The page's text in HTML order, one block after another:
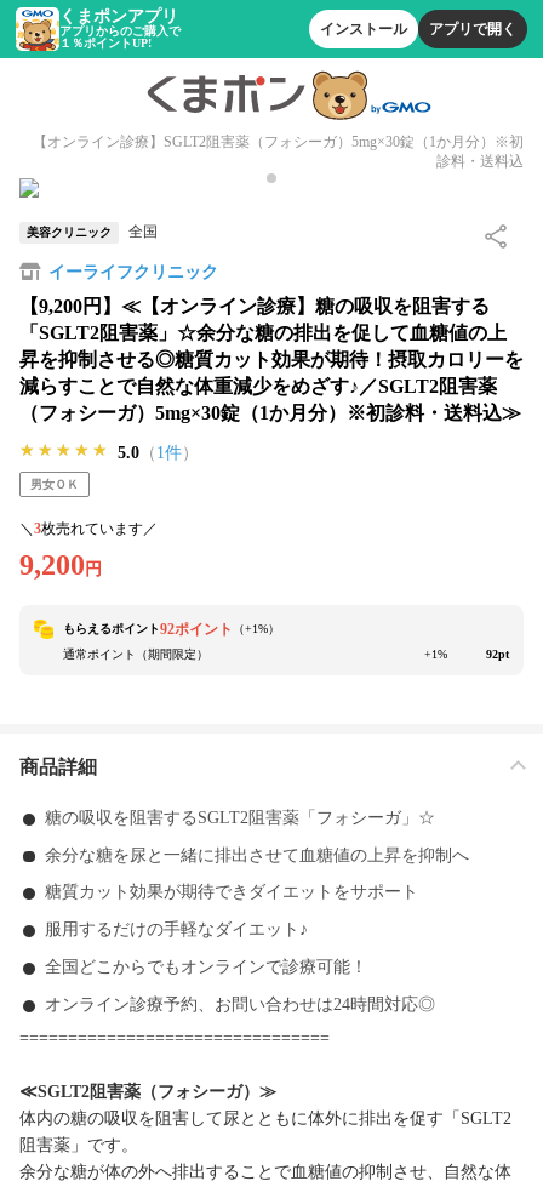
くまポンアプリ
アプリからのご購入で
１％ポイントUP!
インストール アプリで開く
【オンライン診療】SGLT2阻害薬（フォシーガ）5mg×30錠（1か月分）※初
診料・送料込
美容クリニック 全国
イーライフクリニック
【9,200円】≪【オンライン診療】糖の吸収を阻害する
「SGLT2阻害薬」☆余分な糖の排出を促して血糖値の上
昇を抑制させる◎糖質カット効果が期待！摂取カロリーを
減らすことで自然な体重減少をめざす♪／SGLT2阻害薬
（フォシーガ）5mg×30錠（1か月分）※初診料・送料込≫
★★★★★
★★★★★
★★★★★ 5.0 （ 1件）
男女ＯＫ
＼ 3枚売れています／
9,200 円
もらえるポイント92ポイント （+1%）
通常ポイント（期間限定）
+1% 92pt
商品詳細
糖の吸収を阻害するSGLT2阻害薬「フォシーガ」☆
余分な糖を尿と一緒に排出させて血糖値の上昇を抑制へ
糖質カット効果が期待できダイエットをサポート
服用するだけの手軽なダイエット♪
全国どこからでもオンラインで診療可能！
オンライン診療予約、お問い合わせは24時間対応◎
================================
≪SGLT2阻害薬（フォシーガ）≫
体内の糖の吸収を阻害して尿とともに体外に排出を促す「SGLT2
阻害薬」です。
余分な糖が体の外へ排出することで血糖値の抑制させ、自然な体